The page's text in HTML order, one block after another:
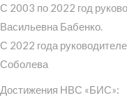
С 2003 по 2022 год
Васильевна Бабенко.
С 2022 года
Соболева
Достижения НВС «БИС»: